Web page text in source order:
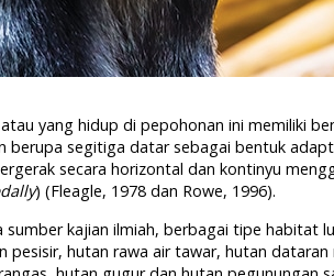
yang hidup di pepohonan ini memiliki
berupa segitiga datar sebagai bentuk
secara horizontal dan kontinyu
) (Fleagle, 1978 dan Rowe, 1996).
sumber kajian ilmiah, berbagai tipe habitat
pesisir, hutan rawa air tawar, hutan